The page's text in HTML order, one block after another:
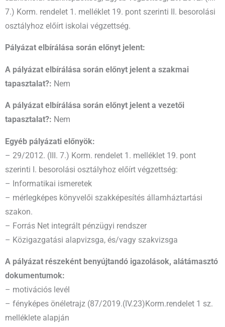
7.) Korm. rendelet 1. melléklet 19. pont szerinti II. besorolási
osztályhoz előírt iskolai végzettség.
Pályázat elbírálása során előnyt jelent:
A pályázat elbírálása során előnyt jelent a szakmai
tapasztalat?: Nem
A pályázat elbírálása során előnyt jelent a vezetői
tapasztalat?: Nem
Egyéb pályázati előnyök:
– 29/2012. (III. 7.) Korm. rendelet 1. melléklet 19. pont
szerinti I. besorolási osztályhoz előírt végzettség:
– Informatikai ismeretek
– mérlegképes könyvelői szakképesítés államháztartási
szakon.
– Forrás Net integrált pénzügyi rendszer
– Közigazgatási alapvizsga, és/vagy szakvizsga
A pályázat részeként benyújtandó igazolások, alátámasztó
dokumentumok:
– motivációs levél
– fényképes önéletrajz (87/2019.(IV.23)Korm.rendelet 1 sz.
melléklete alapján